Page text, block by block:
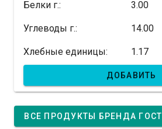
Белки г.: 3.00
Углеводы г.: 14.00
Хлебные единицы: 1.17
ДОБАВИТЬ
ВСЕ ПРОДУКТЫ БРЕНДА ГОСТ